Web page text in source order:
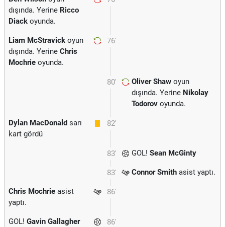
dışında. Yerine Ricco
Diack oyunda.
76'
Liam McStravick oyun
dışında. Yerine Chris
Mochrie oyunda.
80' Oliver Shaw oyun
dışında. Yerine Nikolay
Todorov oyunda.
82'
Dylan MacDonald sarı
kart gördü
83' GOL! Sean McGinty
83' Connor Smith asist yaptı.
86'
Chris Mochrie asist
yaptı.
86'
GOL! Gavin Gallagher